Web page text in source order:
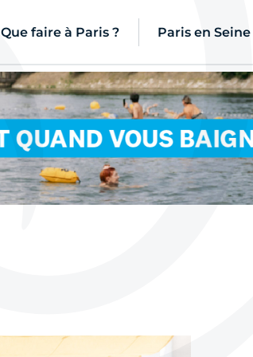
Que faire à Paris ? Paris en Seine